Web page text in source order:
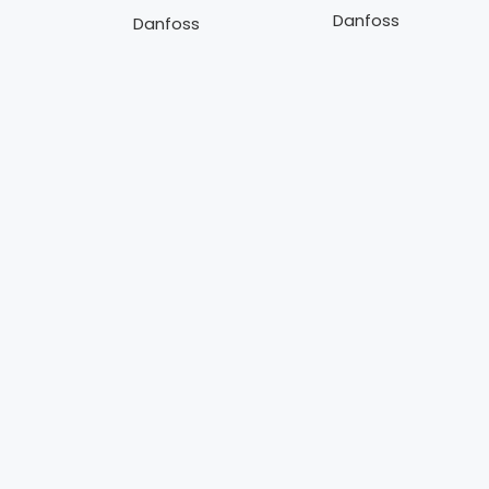
(5270) 16
mm
Danfoss Danfoss